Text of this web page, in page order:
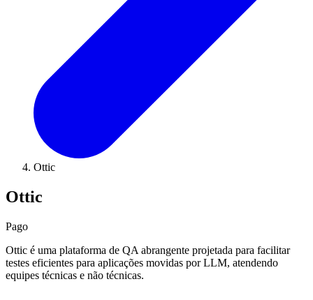
Ottic
Ottic
Pago
Ottic é uma plataforma de QA abrangente projetada para facilitar
testes eficientes para aplicações movidas por LLM, atendendo
equipes técnicas e não técnicas.